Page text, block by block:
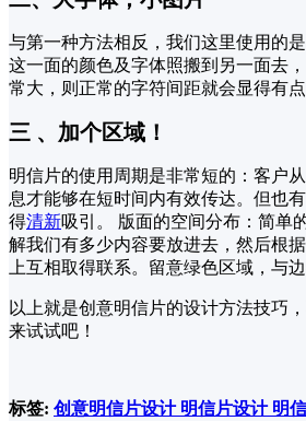
与第一种方法相反，我们这里使用的
这一面的颜色及字体照搬到另一面去
常大，则正常的字符间距就会显得有
三 、加个区域！
明信片的使用周期是非常短的：客户
息才能够在短时间内有效传达。但也
得清新吸引。 版面的空间分布：简单
解我们有多少内容要放进去，然后根
上互相取得联系。留意绿色区域，与
以上就是创意明信片的设计方法技巧
来试试吧！
标签: 创意明信片设计 明信片设计 明